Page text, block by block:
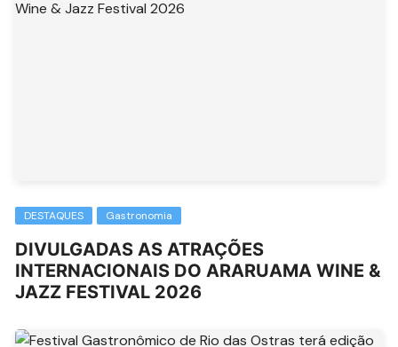
DESTAQUES Gastronomia
DIVULGADAS AS ATRAÇÕES
INTERNACIONAIS DO ARARUAMA WINE &
JAZZ FESTIVAL 2026